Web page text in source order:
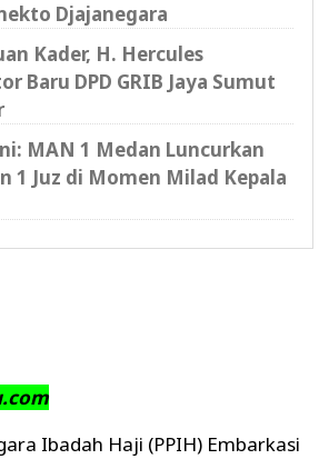
Djajanegara
Kader, H. Hercules
Baru DPD GRIB Jaya Sumut
MAN 1 Medan Luncurkan
1 Juz di Momen Milad Kepala
Ibadah Haji (PPIH) Embarkasi